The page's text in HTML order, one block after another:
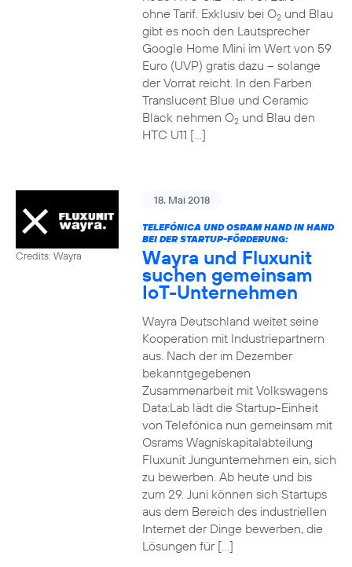
ohne Tarif. Exklusiv bei O2und Blau
gibt es noch den Lautsprecher
Google Home Mini im Wert von 59
Euro (UVP) gratis dazu – solange
der Vorrat reicht. In den Farben
Translucent Blue und Ceramic
Black nehmen O2und Blau den
HTC U11 […]
Credits: Wayra
18. Mai 2018
TELEFÓNICA UND OSRAM HAND IN HAND
BEI DER STARTUP-FÖRDERUNG:
Wayra und Fluxunit
suchen gemeinsam
IoT-Unternehmen
Wayra Deutschland weitet seine
Kooperation mit Industriepartnern
aus. Nach der im Dezember
bekanntgegebenen
Zusammenarbeit mit Volkswagens
Data:Lab lädt die Startup-Einheit
von Telefónica nun gemeinsam mit
Osrams Wagniskapitalabteilung
Fluxunit Jungunternehmen ein, sich
zu bewerben. Ab heute und bis
zum 29. Juni können sich Startups
aus dem Bereich des industriellen
Internet der Dinge bewerben, die
Lösungen für […]